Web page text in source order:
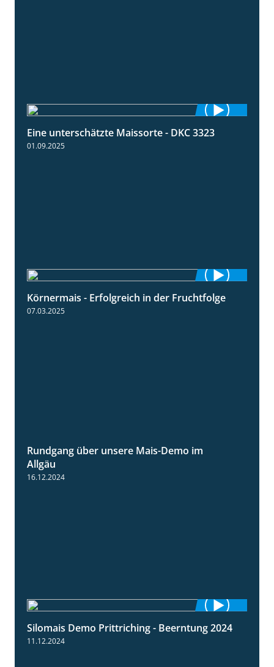
2:12
Eine unterschätzte Maissorte - DKC 3323
01.09.2025
2:31
Körnermais - Erfolgreich in der Fruchtfolge
07.03.2025
Rundgang über unsere Mais-Demo im
Allgäu
12:28
Silomais Demo Prittriching - Beerntung 2024
11.12.2024